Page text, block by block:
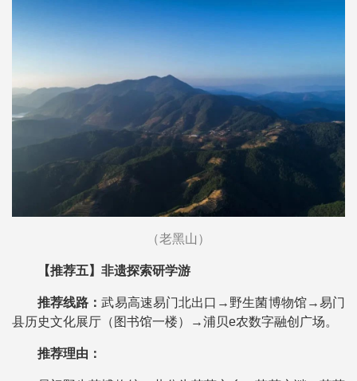
（老黑山）
【推荐五】非遗探索研学游
推荐线路：武易高速易门北出口→野生菌博物馆→易门
县历史文化展厅（图书馆一楼）→浦贝e农数字融创广场。
推荐理由：